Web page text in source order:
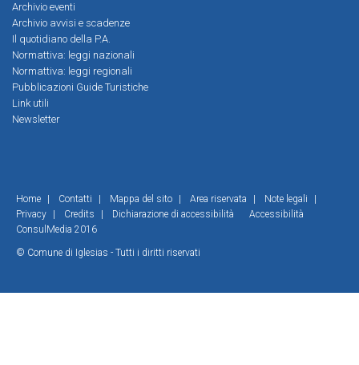
Archivio eventi
Archivio avvisi e scadenze
Il quotidiano della P.A.
Normattiva: leggi nazionali
Normattiva: leggi regionali
Pubblicazioni Guide Turistiche
Link utili
Newsletter
Home Contatti Mappa del sito Area riservata Note legali
Privacy
Credits Dichiarazione di accessibilità
Accessibilità
ConsulMedia 2016
© Comune di Iglesias - Tutti i diritti riservati